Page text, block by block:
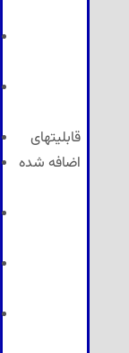
قابلیتهای
اضافه شده